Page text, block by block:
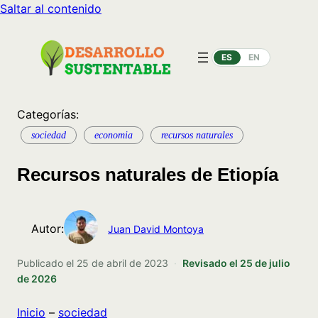
Saltar al contenido
ES EN
Categorías:
sociedad economia recursos naturales
Recursos naturales de Etiopía
Autor: Juan David Montoya
Publicado el 25 de abril de 2023 · Revisado el 25 de julio
de 2026
Inicio – sociedad